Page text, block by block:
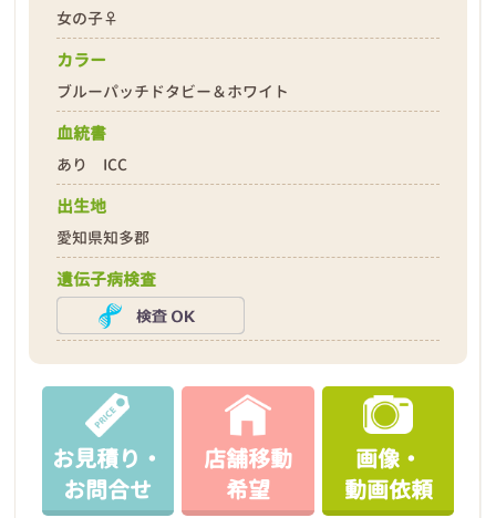
女の子♀
カラー
ブルーパッチドタビー＆ホワイト
血統書
あり ICC
出生地
愛知県知多郡
遺伝子病検査
お見積り・
お問合せ
店舗移動
希望
画像・
動画依頼